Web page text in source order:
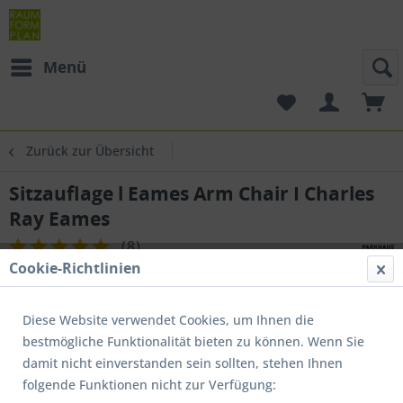
Menü
Zurück zur Übersicht
Sitzauflage l Eames Arm Chair I Charles
Ray Eames
(8)
Cookie-Richtlinien
Diese Website verwendet Cookies, um Ihnen die
bestmögliche Funktionalität bieten zu können. Wenn Sie
damit nicht einverstanden sein sollten, stehen Ihnen
folgende Funktionen nicht zur Verfügung: